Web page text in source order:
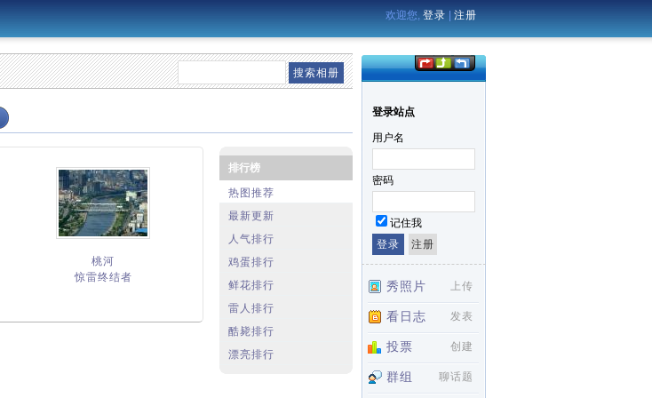
欢迎您, 登录 注册
桃河
惊雷终结者
排行榜
热图推荐
最新更新
人气排行
鸡蛋排行
鲜花排行
雷人排行
酷毙排行
漂亮排行
登录站点
用户名
密码
记住我
秀照片 上传
看日志 发表
投票 创建
群组 聊话题